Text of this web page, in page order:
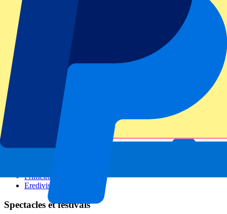
Tous les sports
Championnats de football
Ligue des Champions
Premier League
Serie A
Primeira Liga
Eredivisie
Spectacles et festivals